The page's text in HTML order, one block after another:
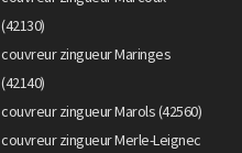
(42130)
couvreur zingueur Maringes
(42140)
couvreur zingueur Marols (42560)
couvreur zingueur Merle-Leignec